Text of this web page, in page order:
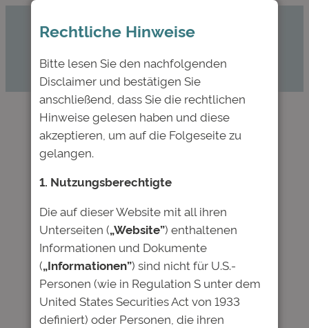
Börse am Sonntag: Anja
Hofmann im Interview
über Investments in
kluge Köpfe
Mai 14, 2018—vonDeutsche Bildung
inNews
Rechtliche Hinweise
Bitte lesen Sie den nachfolgenden
Disclaimer und bestätigen Sie
anschließend, dass Sie die rechtlichen
Hinweise gelesen haben und diese
akzeptieren, um auf die Folgeseite zu
gelangen.
1. Nutzungsberechtigte
Die auf dieser Website mit all ihren
Unterseiten („Website”) enthaltenen
Informationen und Dokumente
(„Informationen”) sind nicht für U.S.-
Personen (wie in Regulation S unter dem
United States Securities Act von 1933
definiert) oder Personen, die ihren